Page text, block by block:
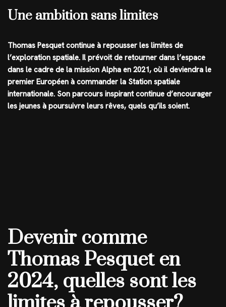
Une ambition sans limites
Thomas Pesquet continue à repousser les limites de
l’exploration spatiale. Il prévoit de retourner dans l’espace
dans le cadre de la mission Alpha en 2021, où il deviendra le
premier Européen à commander la Station spatiale
internationale. Son parcours inspirant continue d’encourager
les jeunes à poursuivre leurs rêves, quels qu’ils soient.
Devenir comme
Thomas Pesquet en
2024, quelles sont les